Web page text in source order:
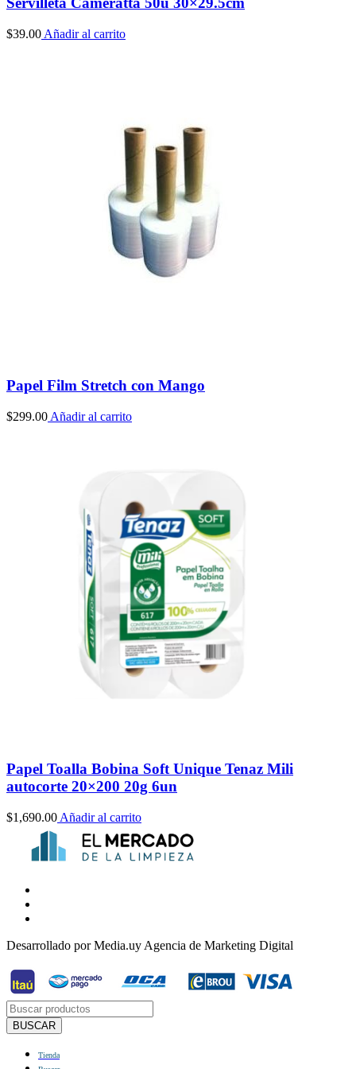
$39.00 Añadir al carrito
Papel Film Stretch con Mango
$299.00 Añadir al carrito
Papel Toalla Bobina Soft Unique Tenaz Mili
autocorte 20×200 20g 6un
$1,690.00 Añadir al carrito
Desarrollado por Media.uy Agencia de Marketing Digital
Búsqueda
de
productos
BUSCAR
Tienda